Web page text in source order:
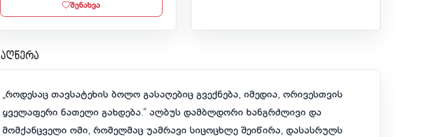
შენახვა
აღწერა
„როდესაც თავსატეხის ბოლო გასაღებიც გვექნება, იმედია, ორივესთვის
ყველაფერი ნათელი გახდება.“ ალბუს დამბლდორი ხანგრძლივი და
მომქანცველი ომი, რომელმაც უამრავი სიცოცხლე შეიწირა, დასასრულს